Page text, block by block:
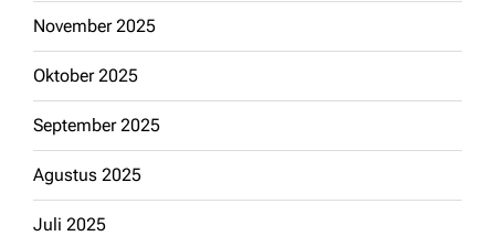
November 2025
Oktober 2025
September 2025
Agustus 2025
Juli 2025